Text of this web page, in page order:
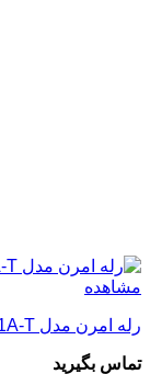
مشاهده
رله امرن مدل G2R-1A-T دارای 12 ولت و 4 پین
تماس بگیرید